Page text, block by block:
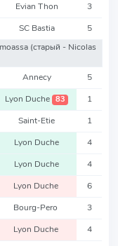
Evian Thon 3
SC Bastia
5
(старый - Nicolas
Annecy 5
Lyon Duche 83 1
Saint-Etie 1
Lyon Duche 4
Lyon Duche 4
Lyon Duche 6
Bourg-Pero 3
Lyon Duche 4